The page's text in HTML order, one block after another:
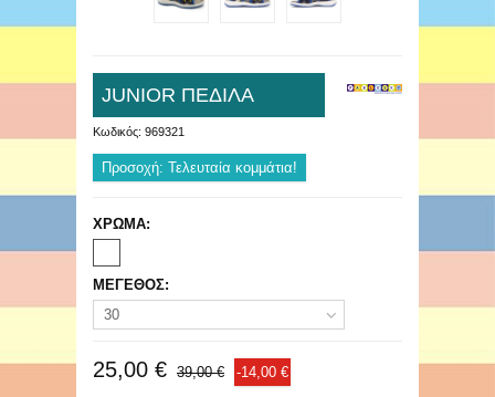
JUNIOR ΠΕΔΙΛΑ
Κωδικός: 969321
Προσοχή: Τελευταία κομμάτια!
ΧΡΩΜΑ:
ΜΕΓΕΘΟΣ:
30
25,00 € 39,00 € -14,00 €